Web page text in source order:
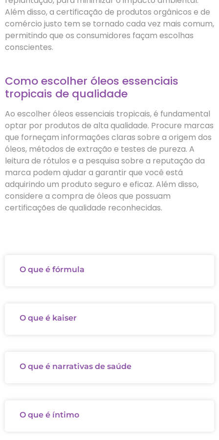
Além disso, a certificação de produtos orgânicos e de
comércio justo tem se tornado cada vez mais comum,
permitindo que os consumidores façam escolhas
conscientes.
Como escolher óleos essenciais
tropicais de qualidade
Ao escolher óleos essenciais tropicais, é fundamental
optar por produtos de alta qualidade. Procure marcas
que forneçam informações claras sobre a origem dos
óleos, métodos de extração e testes de pureza. A
leitura de rótulos e a pesquisa sobre a reputação da
marca podem ajudar a garantir que você está
adquirindo um produto seguro e eficaz. Além disso,
considere a compra de óleos que possuam
certificações de qualidade reconhecidas.
O que é fórmula
O que é kaiser
O que é narrativas de saúde
O que é íntimo